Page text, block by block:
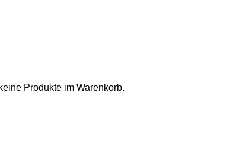
Produkte im Warenkorb.